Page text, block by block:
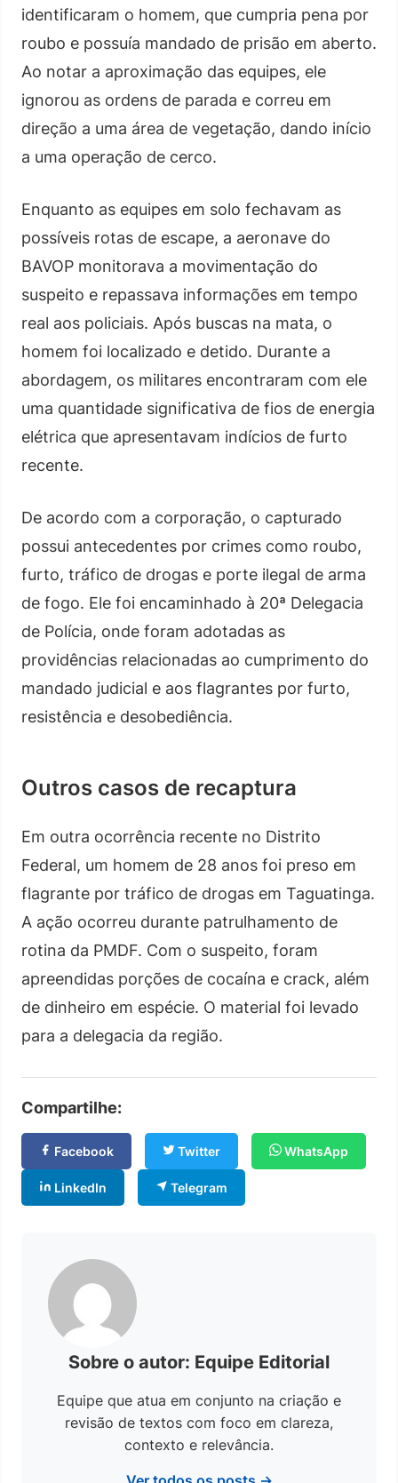
identificaram o homem, que cumpria pena por
roubo e possuía mandado de prisão em aberto.
Ao notar a aproximação das equipes, ele
ignorou as ordens de parada e correu em
direção a uma área de vegetação, dando início
a uma operação de cerco.
Enquanto as equipes em solo fechavam as
possíveis rotas de escape, a aeronave do
BAVOP monitorava a movimentação do
suspeito e repassava informações em tempo
real aos policiais. Após buscas na mata, o
homem foi localizado e detido. Durante a
abordagem, os militares encontraram com ele
uma quantidade significativa de fios de energia
elétrica que apresentavam indícios de furto
recente.
De acordo com a corporação, o capturado
possui antecedentes por crimes como roubo,
furto, tráfico de drogas e porte ilegal de arma
de fogo. Ele foi encaminhado à 20ª Delegacia
de Polícia, onde foram adotadas as
providências relacionadas ao cumprimento do
mandado judicial e aos flagrantes por furto,
resistência e desobediência.
Outros casos de recaptura
Em outra ocorrência recente no Distrito
Federal, um homem de 28 anos foi preso em
flagrante por tráfico de drogas em Taguatinga.
A ação ocorreu durante patrulhamento de
rotina da PMDF. Com o suspeito, foram
apreendidas porções de cocaína e crack, além
de dinheiro em espécie. O material foi levado
para a delegacia da região.
Compartilhe:
Facebook Twitter WhatsApp
LinkedIn Telegram
Sobre o autor: Equipe Editorial
Equipe que atua em conjunto na criação e
revisão de textos com foco em clareza,
contexto e relevância.